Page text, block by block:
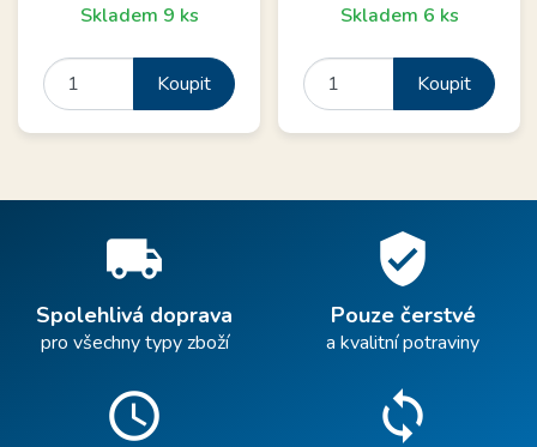
Skladem 9 ks
Koupit
Skladem 6 ks
Koupit
local_shipping
Spolehlivá doprava
pro všechny typy zboží
verified_user
Pouze čerstvé
a kvalitní potraviny
schedule sync